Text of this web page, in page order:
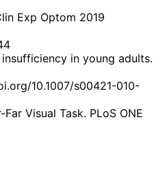
Exp Optom 2019
in young adults.
10.1007/s00421-010-
Visual Task. PLoS ONE